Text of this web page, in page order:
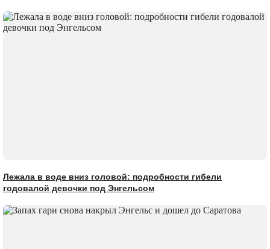
Лежала в воде вниз головой: подробности гибели
годовалой девочки под Энгельсом